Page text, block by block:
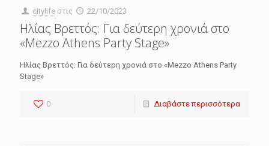
citylife στις 22/10/2023
Ηλίας Βρεττός: Για δεύτερη χρονιά στο
«Mezzo Athens Party Stage»
Ηλίας Βρεττός: Για δεύτερη χρονιά στο «Mezzo Athens Party
Stage»
0 Διαβάστε περισσότερα